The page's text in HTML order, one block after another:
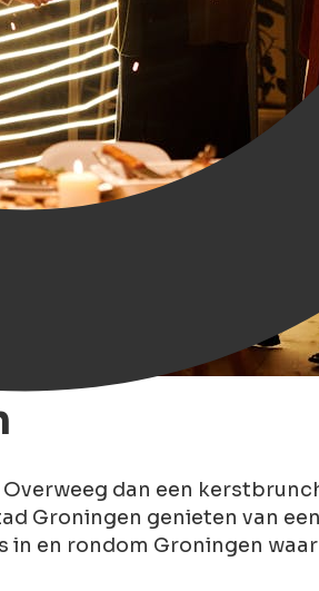
dan een
Groningen genieten van
en rondom Groningen